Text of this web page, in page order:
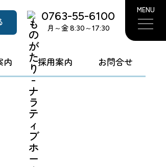
MENU
0763-55-6100
月～金 8:30～17:30
内 採用案内 お問合せ